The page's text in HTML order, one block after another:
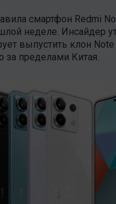
смартфон Redmi
неделе. Инсайдер
выпустить клон
за пределами Китая.